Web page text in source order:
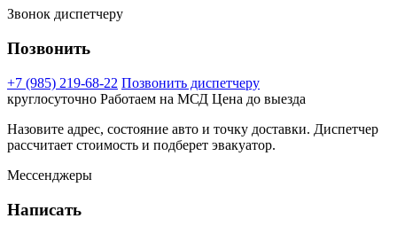
Звонок диспетчеру
Позвонить
+7 (985) 219-68-22 Позвонить диспетчеру
круглосуточно Работаем на МСД Цена до выезда
Назовите адрес, состояние авто и точку доставки. Диспетчер
рассчитает стоимость и подберет эвакуатор.
Мессенджеры
Написать